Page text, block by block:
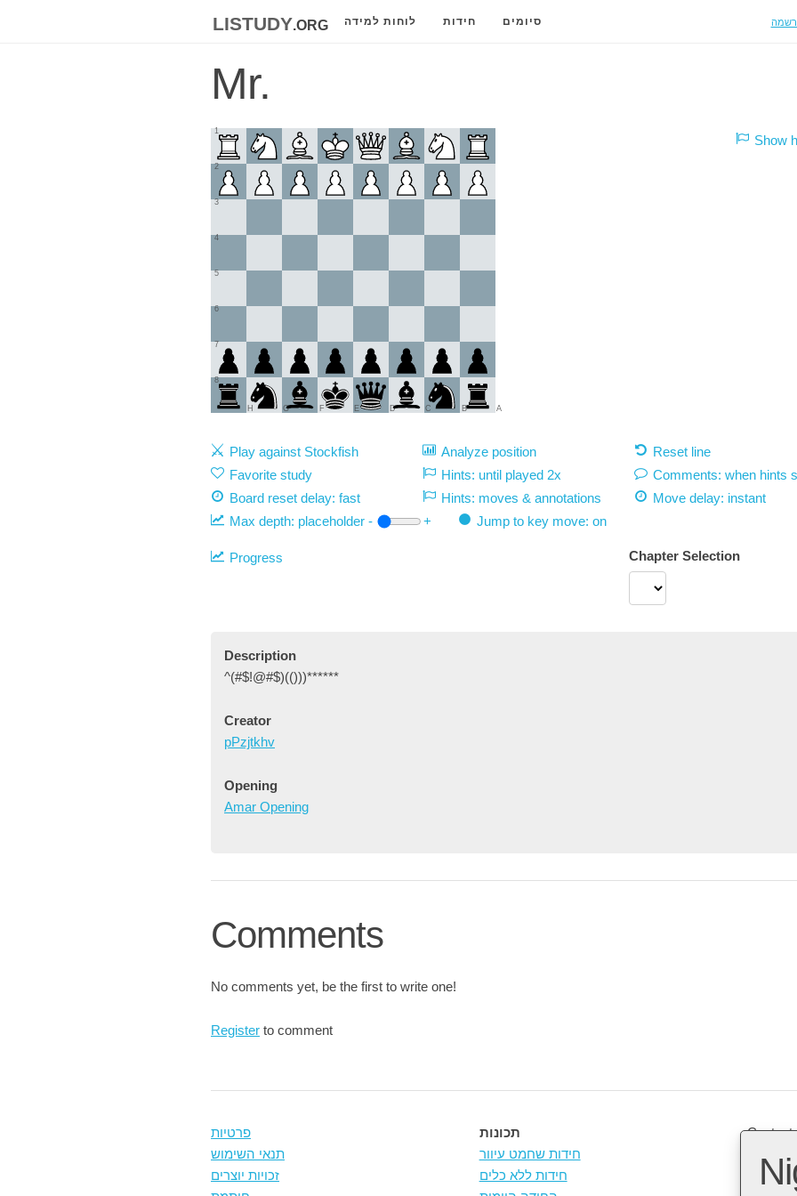
listudy.org לוחות למידה חידות סיומים
Mr.
1
2
3
4
5
6
7
8
A
B
C
D
E
F
G
H
Show
Play against Stockfish Analyze position
Reset line
Favorite study
Hints: until played 2x
Comments: when hints
Board reset delay: fast
Hints: moves & annotations Move delay: instant
Max depth: placeholder - + Jump to key move: on
Progress Chapter Selection
Description
^(#$!@#$)(()))******
Creator
pPzjtkhv
Opening
Amar Opening
Comments
No comments yet, be the first to write one!
Register to comment
פרטיות
תנאי השימוש
זכויות יוצרים
תכונות
חידות שחמט עיוור
חידות ללא כלים
Contact
Open